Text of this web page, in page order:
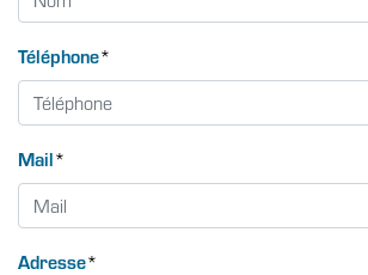
Téléphone*
Mail*
Adresse*